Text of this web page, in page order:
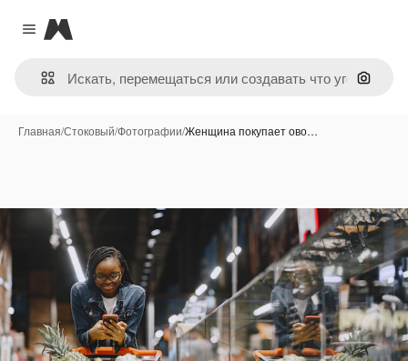
Close menu
Magnific
Поиск
Главная/Стоковый/Фотографии/Женщина покупает ово…